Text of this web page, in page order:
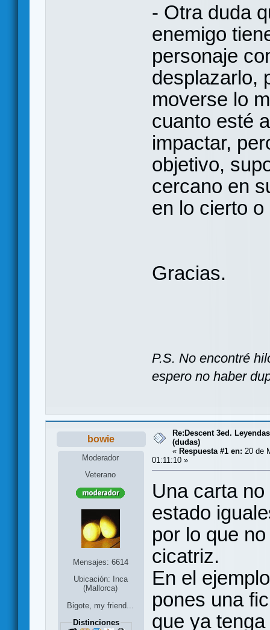
- Otra duda
enemigo
personaje
desplazarlo,
moverse lo
cuanto esté
impactar,
objetivo,
cercano en
en lo cierto
Gracias.
P.S. No encontré
espero no haber
bowie
Moderador
Veterano
Mensajes: 6614
Ubicación: Inca
(Mallorca)
Bigote, my friend...
Distinciones
Re:Descent 3ed.
(dudas)
« Respuesta #1 en: 20 de
01:11:10 »
Una carta
estado
por lo que
cicatriz.
En el
pones una
que ya